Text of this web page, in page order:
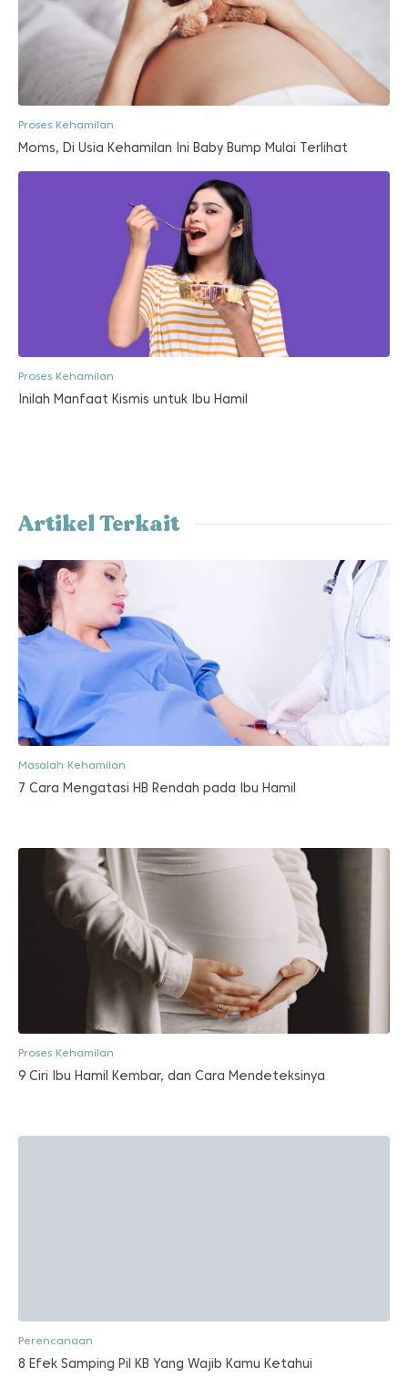
Proses Kehamilan
Moms, Di Usia Kehamilan Ini Baby Bump Mulai Terlihat
Proses Kehamilan
Inilah Manfaat Kismis untuk Ibu Hamil
Artikel Terkait
Masalah Kehamilan
7 Cara Mengatasi HB Rendah pada Ibu Hamil
Proses Kehamilan
9 Ciri Ibu Hamil Kembar, dan Cara Mendeteksinya
Perencanaan
8 Efek Samping Pil KB Yang Wajib Kamu Ketahui